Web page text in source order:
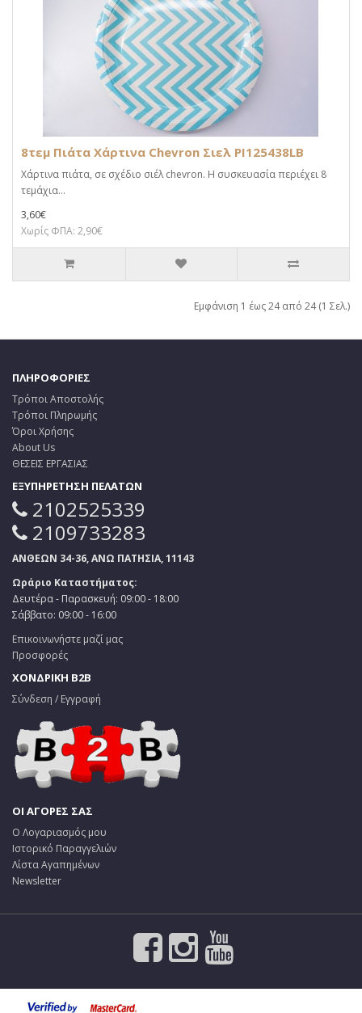
8τεμ Πιάτα Χάρτινα Chevron Σιελ PI125438LB
Χάρτινα πιάτα, σε σχέδιο σιέλ chevron. Η συσκευασία περιέχει 8
τεμάχια...
3,60€
Χωρίς ΦΠΑ: 2,90€
Εμφάνιση 1 έως 24 από 24 (1 Σελ.)
ΠΛΗΡΟΦΟΡΙΕΣ
Τρόποι Αποστολής
Τρόποι Πληρωμής
Όροι Χρήσης
About Us
ΘΕΣΕΙΣ ΕΡΓΑΣΙΑΣ
ΕΞΥΠΗΡΕΤΗΣΗ ΠΕΛΑΤΩΝ
2102525339
2109733283
ΑΝΘΕΩΝ 34-36, ΑΝΩ ΠΑΤΗΣΙΑ, 11143
Ωράριο Καταστήματος:
Δευτέρα - Παρασκευή: 09:00 - 18:00
Σάββατο: 09:00 - 16:00
Επικοινωνήστε μαζί μας
Προσφορές
ΧΟΝΔΡΙΚΗ B2B
Σύνδεση / Εγγραφή
ΟΙ ΑΓΟΡΕΣ ΣΑΣ
Ο Λογαριασμός μου
Ιστορικό Παραγγελιών
Λίστα Αγαπημένων
Newsletter